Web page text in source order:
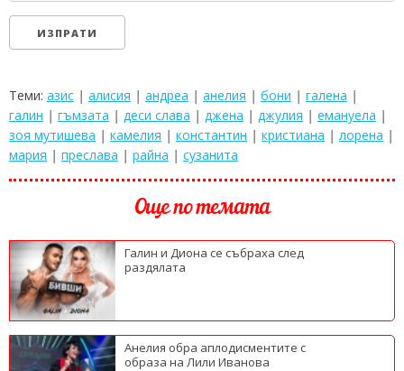
Теми: азис | алисия | андреа | анелия | бони | галена |
галин | гъмзата | деси слава | джена | джулия | емануела |
зоя мутишева | камелия | константин | кристиана | лорена |
мария | преслава | райна | сузанита
Още по темата
Галин и Диона се събраха след
раздялата
Анелия обра аплодисментите с
образа на Лили Иванова